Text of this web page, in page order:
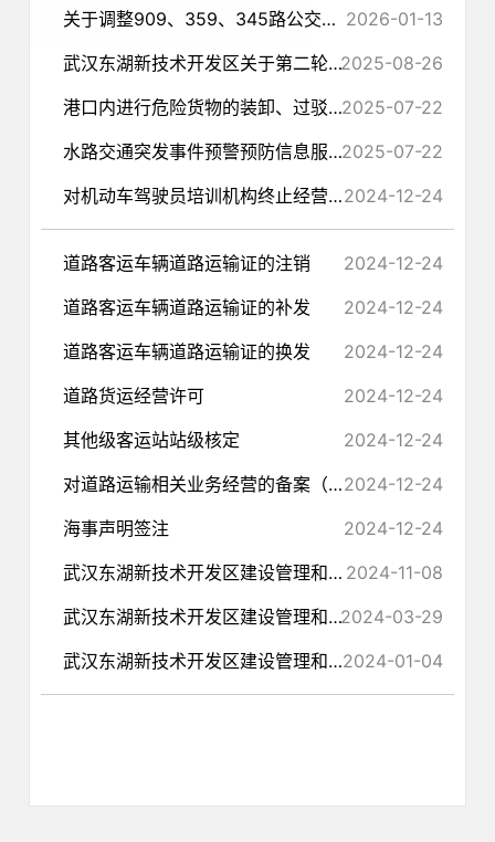
关于调整909、359、345路公交停靠 站点的公告 2026-01-13
武汉东湖新技术开发区关于第二轮省生态环境保护督察反馈意见（市序号10） 整改完成情况的公示2025-08-26
港口内进行危险货物的装卸、过驳作业许可2025-07-22
水路交通突发事件预警预防信息服务（长江干线除外）2025-07-22
对机动车驾驶员培训机构终止经营的确认2024-12-24
道路客运车辆道路运输证的注销
2024-12-24
道路客运车辆道路运输证的补发
2024-12-24
道路客运车辆道路运输证的换发
2024-12-24
道路货运经营许可
2024-12-24
其他级客运站站级核定
2024-12-24
对道路运输相关业务经营的备案（汽车租赁）2024-12-24
海事声明签注
2024-12-24
武汉东湖新技术开发区建设管理和交通局行政处罚文书送达公告（东新运罚〔2024〕33号）公告 2024-11-08
武汉东湖新技术开发区建设管理和交通局2024年度“双随机、一公开”抽查工作计划表2024-03-29
武汉东湖新技术开发区建设管理和交通局2023年度“双随机、一公开”抽查结果公示2024-01-04